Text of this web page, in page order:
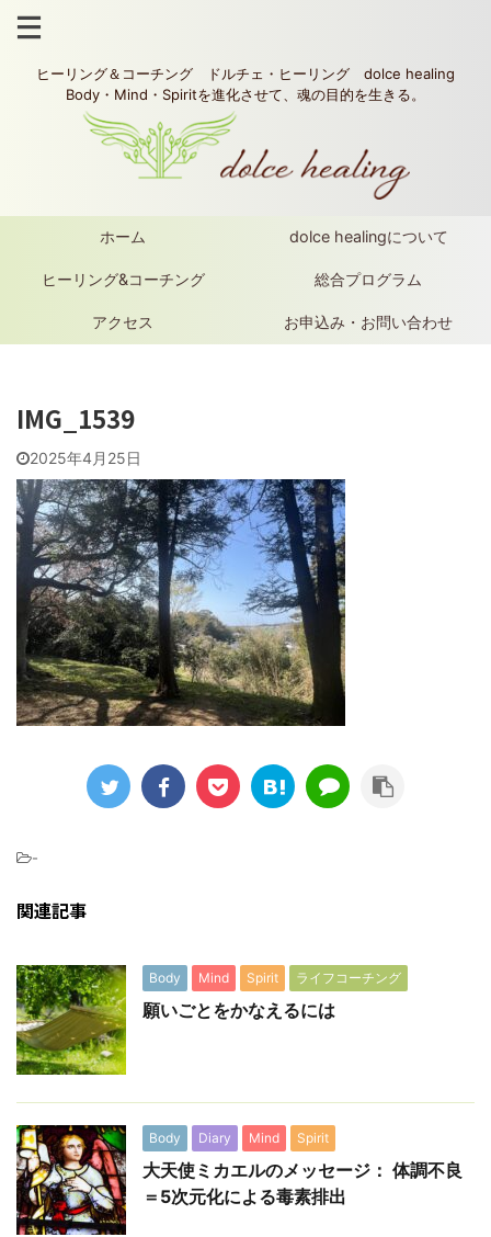
ヒーリング＆コーチング ドルチェ・ヒーリング dolce healing
Body・Mind・Spiritを進化させて、魂の目的を生きる。
ホーム dolce healingについて
ヒーリング&コーチング 総合プログラム
アクセス お申込み・お問い合わせ
IMG_1539
2025年4月25日
-
関連記事
Body Mind Spirit ライフコーチング
願いごとをかなえるには
Body Diary Mind Spirit
大天使ミカエルのメッセージ： 体調不良
＝5次元化による毒素排出